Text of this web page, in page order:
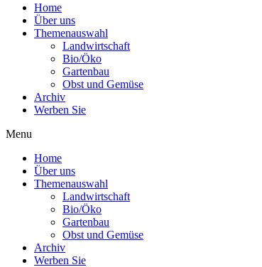
Home
Über uns
Themenauswahl
Landwirtschaft
Bio/Öko
Gartenbau
Obst und Gemüse
Archiv
Werben Sie
Menu
Home
Über uns
Themenauswahl
Landwirtschaft
Bio/Öko
Gartenbau
Obst und Gemüse
Archiv
Werben Sie